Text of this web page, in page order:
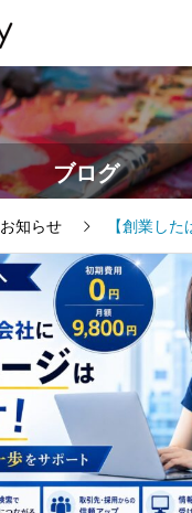
ブログ
お知らせ 【創業し